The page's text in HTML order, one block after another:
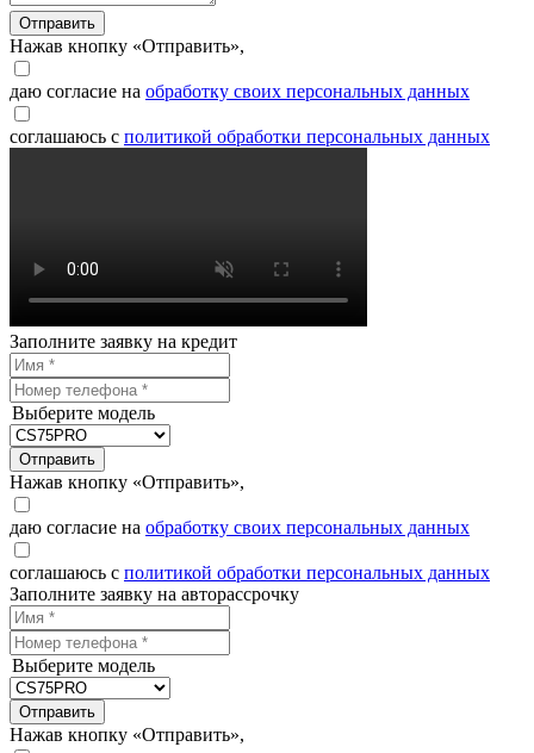
Отправить
Нажав кнопку «Отправить»,
даю согласие на обработку своих персональных данных
соглашаюсь с политикой обработки персональных данных
Заполните заявку на кредит
Выберите модель
Отправить
Нажав кнопку «Отправить»,
даю согласие на обработку своих персональных данных
соглашаюсь с политикой обработки персональных данных
Заполните заявку на авторассрочку
Выберите модель
Отправить
Нажав кнопку «Отправить»,